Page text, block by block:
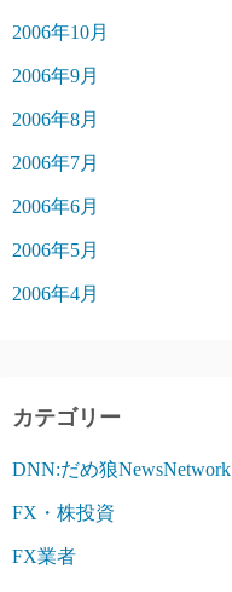
2006年10月
2006年9月
2006年8月
2006年7月
2006年6月
2006年5月
2006年4月
カテゴリー
DNN:だめ狼NewsNetwork
FX・株投資
FX業者